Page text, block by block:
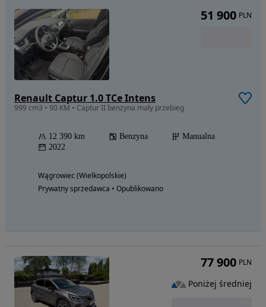
Renault Captur 1.0 TCe Intens
999 cm3 • 90 KM • Captur II benzyna mały przebieg
12 390 km Benzyna
Manualna
2022
Wągrowiec (Wielkopolskie)
Prywatny sprzedawca • Opublikowano
51 900 PLN
77 900 PLN
Poniżej średniej